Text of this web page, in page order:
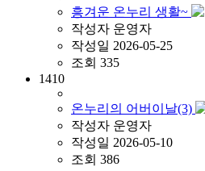
흥겨운 온누리 생활~
작성자 운영자
작성일 2026-05-25
조회 335
1410
온누리의 어버이날(3)
작성자 운영자
작성일 2026-05-10
조회 386